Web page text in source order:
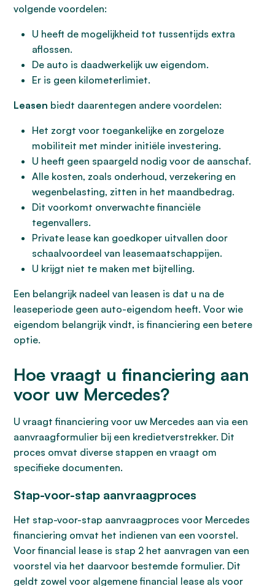
volgende voordelen:
U heeft de mogelijkheid tot tussentijds extra
aflossen.
De auto is daadwerkelijk uw eigendom.
Er is geen kilometerlimiet.
Leasen biedt daarentegen andere voordelen:
Het zorgt voor toegankelijke en zorgeloze
mobiliteit met minder initiële investering.
U heeft geen spaargeld nodig voor de aanschaf.
Alle kosten, zoals onderhoud, verzekering en
wegenbelasting, zitten in het maandbedrag.
Dit voorkomt onverwachte financiële
tegenvallers.
Private lease kan goedkoper uitvallen door
schaalvoordeel van leasemaatschappijen.
U krijgt niet te maken met bijtelling.
Een belangrijk nadeel van leasen is dat u na de
leaseperiode geen auto-eigendom heeft. Voor wie
eigendom belangrijk vindt, is financiering een betere
optie.
Hoe vraagt u financiering aan
voor uw Mercedes?
U vraagt financiering voor uw Mercedes aan via een
aanvraagformulier bij een kredietverstrekker. Dit
proces omvat diverse stappen en vraagt om
specifieke documenten.
Stap-voor-stap aanvraagproces
Het stap-voor-stap aanvraagproces voor Mercedes
financiering omvat het indienen van een voorstel.
Voor financial lease is stap 2 het aanvragen van een
voorstel via het daarvoor bestemde formulier. Dit
geldt zowel voor algemene financial lease als voor